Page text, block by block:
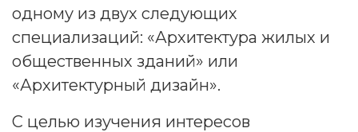
одному из двух следующих
специализаций: «Архитектура жилых и
общественных зданий» или
«Архитектурный дизайн».
С целью изучения интересов